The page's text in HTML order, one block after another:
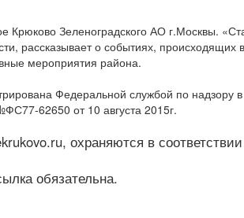
Зеленоградского АО г.Москвы.
рассказывает о событиях, происходящих
мероприятия района.
Федеральной службой по
62650 от 10 августа 2015г.
охраняются в
обязательна.